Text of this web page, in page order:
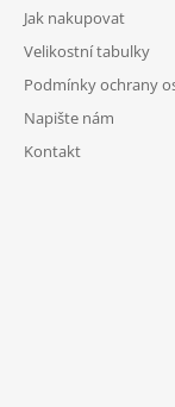
Jak nakupovat
Velikostní tabulky
Podmínky ochrany
Napište nám
Kontakt